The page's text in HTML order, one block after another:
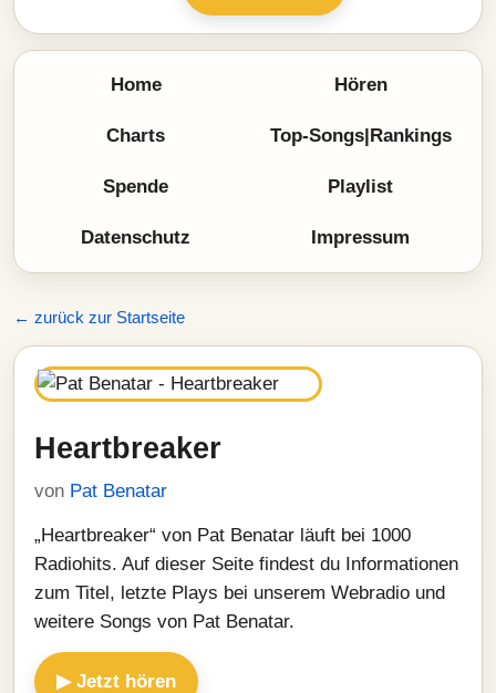
Home Hören
Charts Top-Songs|Rankings
Spende Playlist
Datenschutz Impressum
← zurück zur Startseite
Heartbreaker
von Pat Benatar
„Heartbreaker“ von Pat Benatar läuft bei 1000
Radiohits. Auf dieser Seite findest du Informationen
zum Titel, letzte Plays bei unserem Webradio und
weitere Songs von Pat Benatar.
▶ Jetzt hören